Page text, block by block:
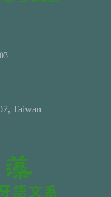
Taiwan